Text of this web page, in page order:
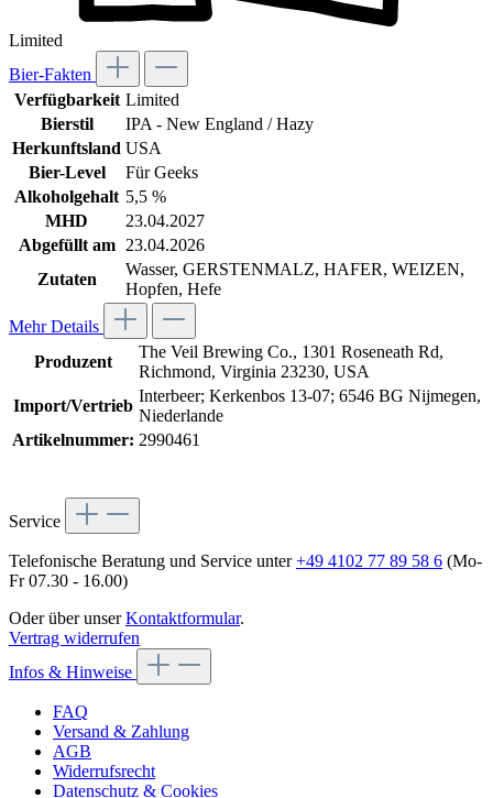
Limited
Bier-Fakten
Verfügbarkeit Limited
Bierstil
IPA - New England / Hazy
Herkunftsland USA
Bier-Level
Für Geeks
Alkoholgehalt 5,5 %
MHD
23.04.2027
Abgefüllt am
23.04.2026
Zutaten
Wasser, GERSTENMALZ, HAFER, WEIZEN,
Hopfen, Hefe
Mehr Details
Produzent
The Veil Brewing Co., 1301 Roseneath Rd,
Richmond, Virginia 23230, USA
Import/Vertrieb
Interbeer; Kerkenbos 13-07; 6546 BG Nijmegen,
Niederlande
Artikelnummer: 2990461
Service
Telefonische Beratung und Service unter+49 4102 77 89 58 6 (Mo-
Fr 07.30 - 16.00)
Oder über unserKontaktformular.
Vertrag widerrufen
Infos & Hinweise
FAQ
Versand & Zahlung
AGB
Widerrufsrecht
Datenschutz & Cookies